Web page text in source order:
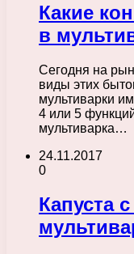
Какие
в
Сегодня на
виды этих
мультиварки
4 или 5
мультиварка…
24.11.2017
0
Капуста